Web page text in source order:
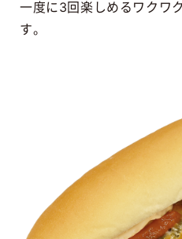
一度に3回楽しめるワクワ
す。